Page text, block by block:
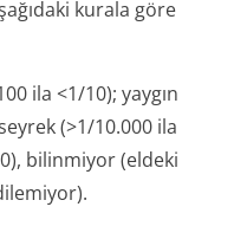
kurala göre
ila <1/10); yaygın
(>1/10.000 ila
bilinmiyor (eldeki